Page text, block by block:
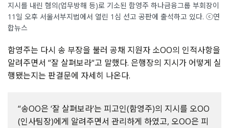
지시를 내린 혐의(업무방해 등)로 기소된 함영주 하나금융그룹 부회장이
11일 오후 서울서부지법에서 열린 1심 선고 공판에 출석하고 있다. ⓒ연
합뉴스
함영주는 다시 송 부장을 불러 공채 지원자 소OO의 인적사항을
알려주면서 “잘 살펴보라“고 말했다. 은행장의 지시가 어떻게 실
행됐는지는 판결문에 자세히 나온다.
“송OO은 ‘잘 살펴보라‘는 피고인(함영주)의 지시를 오OO
(인사팀장)에게 알려주면서 관리하게 하였고, 오OO은 피